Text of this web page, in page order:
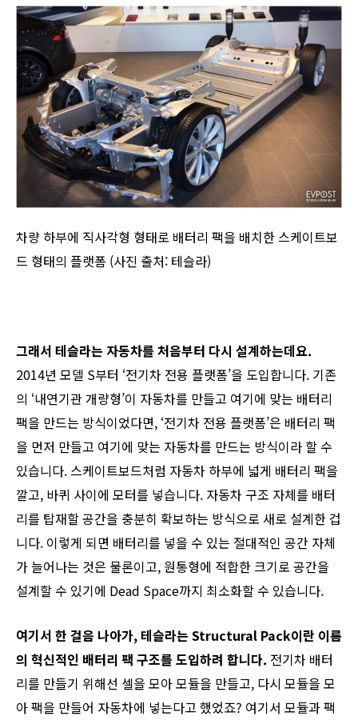
차량 하부에 직사각형 형태로 배터리 팩을 배치한 스케이트보
드 형태의 플랫폼 (사진 출처: 테슬라)
그래서 테슬라는 자동차를 처음부터 다시 설계하는데요.
2014년 모델 S부터 ‘전기차 전용 플랫폼’을 도입합니다. 기존
의 ‘내연기관 개량형’이 자동차를 만들고 여기에 맞는 배터리
팩을 만드는 방식이었다면, ‘전기차 전용 플랫폼’은 배터리 팩
을 먼저 만들고 여기에 맞는 자동차를 만드는 방식이라 할 수
있습니다. 스케이트보드처럼 자동차 하부에 넓게 배터리 팩을
깔고, 바퀴 사이에 모터를 넣습니다. 자동차 구조 자체를 배터
리를 탑재할 공간을 충분히 확보하는 방식으로 새로 설계한 겁
니다. 이렇게 되면 배터리를 넣을 수 있는 절대적인 공간 자체
가 늘어나는 것은 물론이고, 원통형에 적합한 크기로 공간을
설계할 수 있기에 Dead Space까지 최소화할 수 있습니다.
여기서 한 걸음 나아가, 테슬라는 Structural Pack이란 이름
의 혁신적인 배터리 팩 구조를 도입하려 합니다. 전기차 배터
리를 만들기 위해선 셀을 모아 모듈을 만들고, 다시 모듈을 모
아 팩을 만들어 자동차에 넣는다고 했었죠? 여기서 모듈과 팩